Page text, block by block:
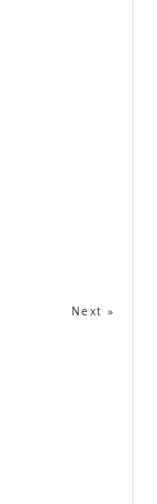
Next »